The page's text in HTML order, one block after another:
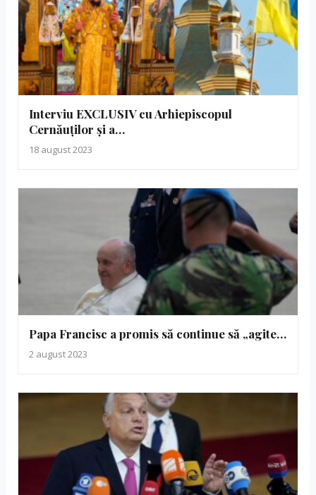
Interviu EXCLUSIV cu Arhiepiscopul
Cernăuților și a…
18 august 2023
Papa Francisc a promis să continue să „agite…
2 august 2023